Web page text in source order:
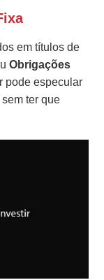
em títulos de
Obrigações
pode especular
ter que